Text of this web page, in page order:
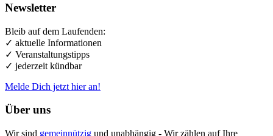
Newsletter
Bleib auf dem Laufenden:
✓ aktuelle Informationen
✓ Veranstaltungstipps
✓ jederzeit kündbar
Melde Dich jetzt hier an!
Über uns
Wir sind gemeinnützig und unabhängig - Wir zählen auf Ihre